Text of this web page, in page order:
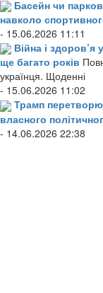
Басейн чи
навколо
- 15.06.2026 11:11
Війна і здоров’я
ще багато років
українця. Щоденні
- 15.06.2026 11:02
Трамп
власного
- 14.06.2026 22:38